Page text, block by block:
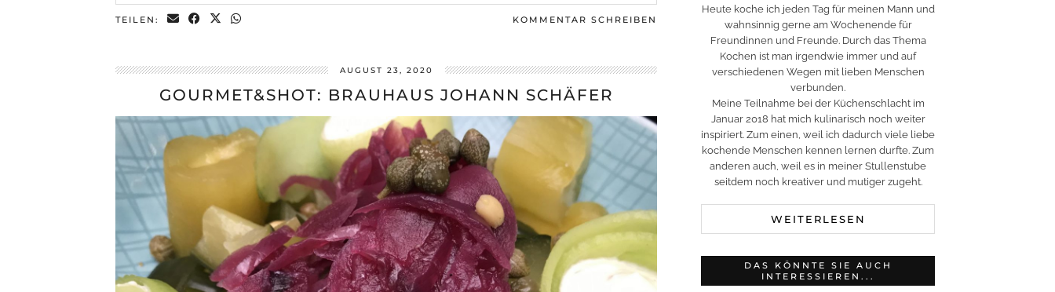
TEILEN: KOMMENTAR SCHREIBEN
AUGUST 23, 2020
GOURMET&SHOT: BRAUHAUS JOHANN SCHÄFER
Heute koche ich jeden Tag für meinen Mann und
wahnsinnig gerne am Wochenende für
Freundinnen und Freunde. Durch das Thema
Kochen ist man irgendwie immer und auf
verschiedenen Wegen mit lieben Menschen
verbunden.
Meine Teilnahme bei der Küchenschlacht im
Januar 2018 hat mich kulinarisch noch weiter
inspiriert. Zum einen, weil ich dadurch viele liebe
kochende Menschen kennen lernen durfte. Zum
anderen auch, weil es in meiner Stullenstube
seitdem noch kreativer und mutiger zugeht.
WEITERLESEN
DAS KÖNNTE SIE AUCH
INTERESSIEREN...